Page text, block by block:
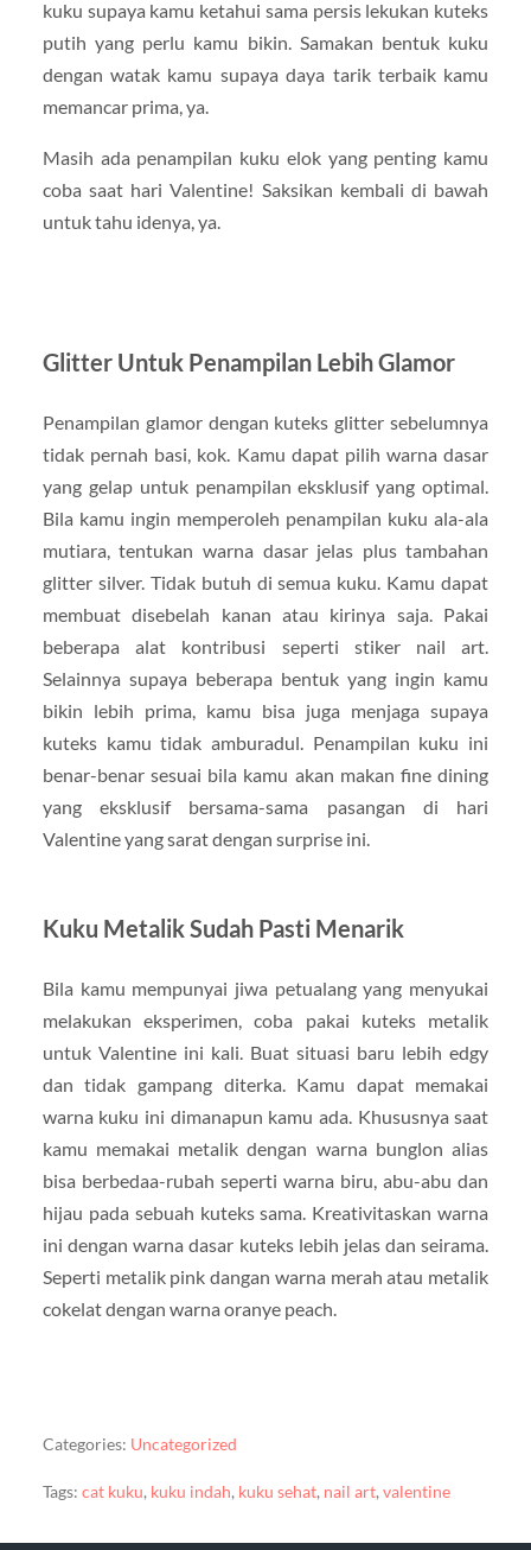
kuku supaya kamu ketahui sama persis lekukan kuteks
putih yang perlu kamu bikin. Samakan bentuk kuku
dengan watak kamu supaya daya tarik terbaik kamu
memancar prima, ya.
Masih ada penampilan kuku elok yang penting kamu
coba saat hari Valentine! Saksikan kembali di bawah
untuk tahu idenya, ya.
Glitter Untuk Penampilan Lebih Glamor
Penampilan glamor dengan kuteks glitter sebelumnya
tidak pernah basi, kok. Kamu dapat pilih warna dasar
yang gelap untuk penampilan eksklusif yang optimal.
Bila kamu ingin memperoleh penampilan kuku ala-ala
mutiara, tentukan warna dasar jelas plus tambahan
glitter silver. Tidak butuh di semua kuku. Kamu dapat
membuat disebelah kanan atau kirinya saja. Pakai
beberapa alat kontribusi seperti stiker nail art.
Selainnya supaya beberapa bentuk yang ingin kamu
bikin lebih prima, kamu bisa juga menjaga supaya
kuteks kamu tidak amburadul. Penampilan kuku ini
benar-benar sesuai bila kamu akan makan fine dining
yang eksklusif bersama-sama pasangan di hari
Valentine yang sarat dengan surprise ini.
Kuku Metalik Sudah Pasti Menarik
Bila kamu mempunyai jiwa petualang yang menyukai
melakukan eksperimen, coba pakai kuteks metalik
untuk Valentine ini kali. Buat situasi baru lebih edgy
dan tidak gampang diterka. Kamu dapat memakai
warna kuku ini dimanapun kamu ada. Khususnya saat
kamu memakai metalik dengan warna bunglon alias
bisa berbedaa-rubah seperti warna biru, abu-abu dan
hijau pada sebuah kuteks sama. Kreativitaskan warna
ini dengan warna dasar kuteks lebih jelas dan seirama.
Seperti metalik pink dangan warna merah atau metalik
cokelat dengan warna oranye peach.
Categories: Uncategorized
Tags: cat kuku, kuku indah, kuku sehat, nail art,valentine